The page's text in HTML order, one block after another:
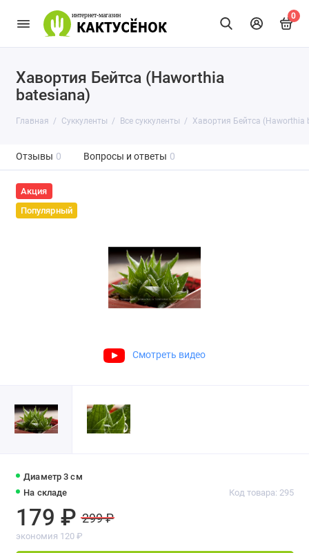
0
Хавортия Бейтса (Haworthia
batesiana)
Главная Суккуленты Все суккуленты Хавортия Бейтса (Haworthia
Отзывы 0 Вопросы и ответы 0
Акция
Популярный
Смотреть видео
Диаметр 3 см
На складе
Код товара: 295
179 ₽ 299 ₽
экономия 120 ₽